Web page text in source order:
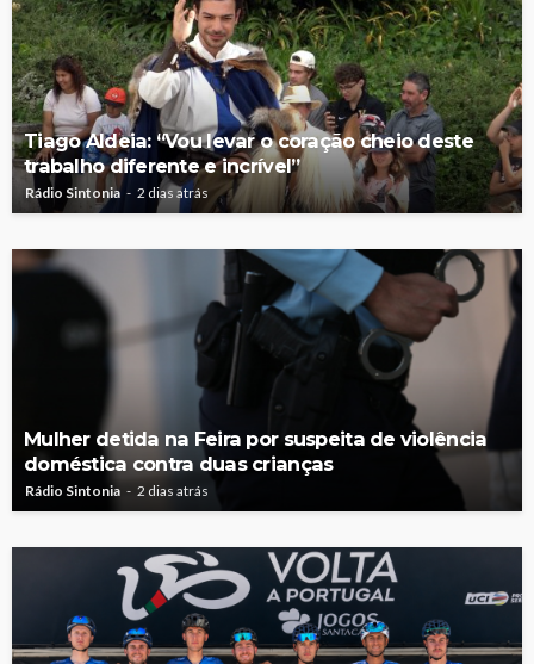
Tiago Aldeia: “Vou levar o coração cheio deste
trabalho diferente e incrível”
Rádio Sintonia 2 dias atrás
Mulher detida na Feira por suspeita de violência
doméstica contra duas crianças
Rádio Sintonia 2 dias atrás